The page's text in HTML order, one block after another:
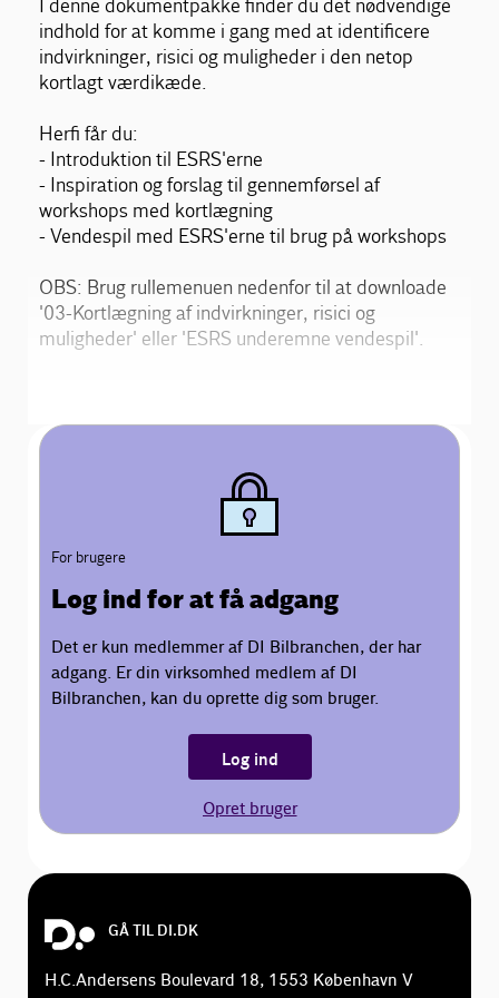
I denne dokumentpakke finder du det nødvendige
indhold for at komme i gang med at identificere
indvirkninger, risici og muligheder i den netop
kortlagt værdikæde.
Herfi får du:
- Introduktion til ESRS'erne
- Inspiration og forslag til gennemførsel af
workshops med kortlægning
- Vendespil med ESRS'erne til brug på workshops
OBS: Brug rullemenuen nedenfor til at downloade
'03-Kortlægning af indvirkninger, risici og
muligheder' eller 'ESRS underemne vendespil'.
For brugere
Log ind for at få adgang
Det er kun medlemmer af DI Bilbranchen, der har
adgang. Er din virksomhed medlem af DI
Bilbranchen, kan du oprette dig som bruger.
Log ind
Opret bruger
GÅ TIL DI.DK
H.C.Andersens Boulevard 18, 1553 København V